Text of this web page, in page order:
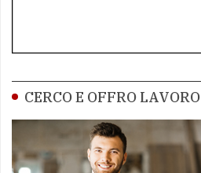
CERCO E OFFRO LAVORO